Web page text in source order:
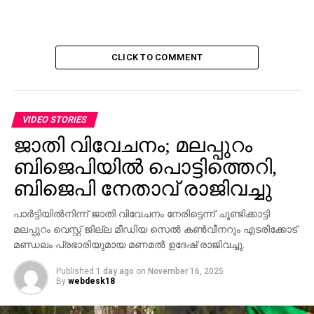
ജലമലിനീകരണം, മണ്ണ് മലിനീകരണം, പരിസര
മലിനീകരണം തുടങ്ങിയവ. വിശ്വാസികളെ
സംബന്ധിച്ചിടത്തോളം ശുദ്ധി വിശ്വാസത്തിന്റെ തന്നെ
ഇഷ്ടപ്പെടുന്നു’- ഖുര്‍ആന്‍ പ്രസ്താവിക്കുന്നു. മനുഷ്യന്‍
ശ്വസിക്കുന്നത് ശുദ്ധ വായുവായിരിക്കണം.
അന്തരീക്ഷം ദുര്‍ഗന്ധ മലീമസമാകുന്ന
പ്രവൃത്തികളൊന്നും മനുഷ്യന്‍ ചെയ്തുകൂടാ.
ജനങ്ങള്‍ നടന്നുപോകുന്ന വഴികളിലും
വൃക്ഷത്തണലുകളിലും മൂത്രമൊഴിക്കുന്നതും
മലവിസര്‍ജ്ജനം നടത്തുന്നതും പ്രവാചകന്‍
നിരോധിക്കുന്നു. വിഷവാതകങ്ങളും മാലിന്യങ്ങളും
വെയിസ്റ്റു അശുദ്ധ വസ്തുക്കളും കൊണ്ട് വായു
മലിനീകരണം സൃഷ്ടിക്കുന്നത് ആരോഗ്യ
ശാസ്ത്രരംഗത്തെ വിദഗ്ദ്ധര്‍ കഠിനമായി എതിര്‍ക്കുന്നു.
ദൈവം മനുഷ്യര്‍ക്ക് നല്‍കിയ മറ്റൊരു വലിയ
CLICK TO COMMENT
VIDEO STORIES
ജാതി വിവേചനം; മലപ്പുറം
ബിജെപിയില്‍ പൊട്ടിത്തെറി,
ബിജെപി നേതാവ് രാജിവച്ചു
പാര്‍ട്ടിയില്‍നിന്ന് ജാതി വിവേചനം നേരിട്ടെന്ന് ചൂണ്ടിക്കാട്ടി
മലപ്പുറം വെസ്റ്റ് ജില്ല മീഡിയ സെല്‍ കണ്‍വീനറും എടരിക്കോട്
മണ്ഡലം പ്രഭാരിയുമായ മണമല്‍ ഉദേഷ് രാജിവച്ചു.
Published 1 day ago on November 16, 2025
By webdesk18